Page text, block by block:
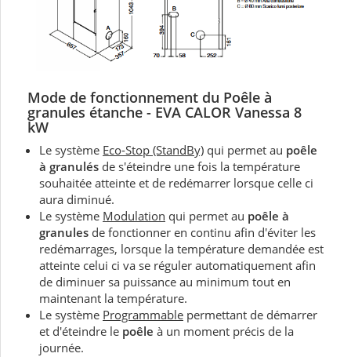
Mode de fonctionnement du Poêle à
granules étanche - EVA CALOR Vanessa 8
kW
Le système Eco-Stop (StandBy) qui permet au poêle
à granulés de s'éteindre une fois la température
souhaitée atteinte et de redémarrer lorsque celle ci
aura diminué.
Le système Modulation qui permet au poêle à
granules de fonctionner en continu afin d'éviter les
redémarrages, lorsque la température demandée est
atteinte celui ci va se réguler automatiquement afin
de diminuer sa puissance au minimum tout en
maintenant la température.
Le système Programmable permettant de démarrer
et d'éteindre le poêle à un moment précis de la
journée.